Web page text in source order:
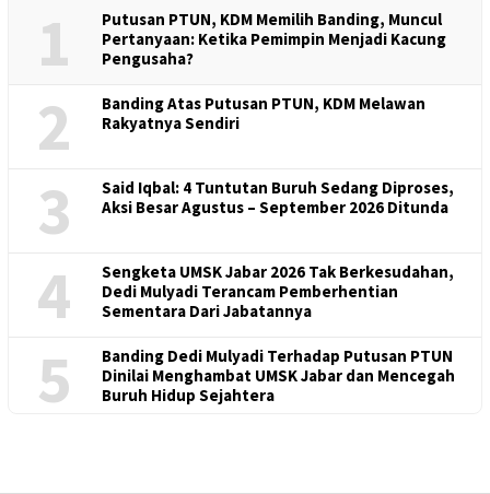
1
Putusan PTUN, KDM Memilih Banding, Muncul
Pertanyaan: Ketika Pemimpin Menjadi Kacung
Pengusaha?
2
Banding Atas Putusan PTUN, KDM Melawan
Rakyatnya Sendiri
3
Said Iqbal: 4 Tuntutan Buruh Sedang Diproses,
Aksi Besar Agustus – September 2026 Ditunda
4
Sengketa UMSK Jabar 2026 Tak Berkesudahan,
Dedi Mulyadi Terancam Pemberhentian
Sementara Dari Jabatannya
5
Banding Dedi Mulyadi Terhadap Putusan PTUN
Dinilai Menghambat UMSK Jabar dan Mencegah
Buruh Hidup Sejahtera